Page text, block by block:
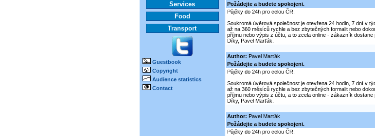
Services
Food
Transport
Guestbook
Copyright
Audience statistics
Contact
Požádejte a budete spokojeni.
Půjčky do 24h pro celou ČR:
Soukromá úvěrová společnost je otevřena 24 hodin, 7 dní v
až na 360 měsíců rychle a bez zbytečných formalit nebo
příjmu nebo výpis z účtu, a to zcela online - zákazník dostane
Díky, Pavel Marťák.
Author: Pavel Marťák
Požádejte a budete spokojeni.
Půjčky do 24h pro celou ČR:
Soukromá úvěrová společnost je otevřena 24 hodin, 7 dní v
až na 360 měsíců rychle a bez zbytečných formalit nebo
příjmu nebo výpis z účtu, a to zcela online - zákazník dostane
Díky, Pavel Marťák.
Author: Pavel Marťák
Požádejte a budete spokojeni.
Půjčky do 24h pro celou ČR: